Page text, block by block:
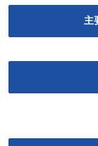
主